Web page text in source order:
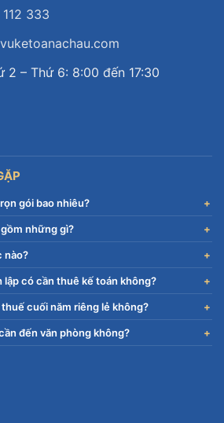
333
2 – Thứ 6: 8:00 đến 17:30
gói bao nhiêu?
những gì?
nào?
lập có cần thuê kế toán không?
cuối năm riêng lẻ không?
đến văn phòng không?